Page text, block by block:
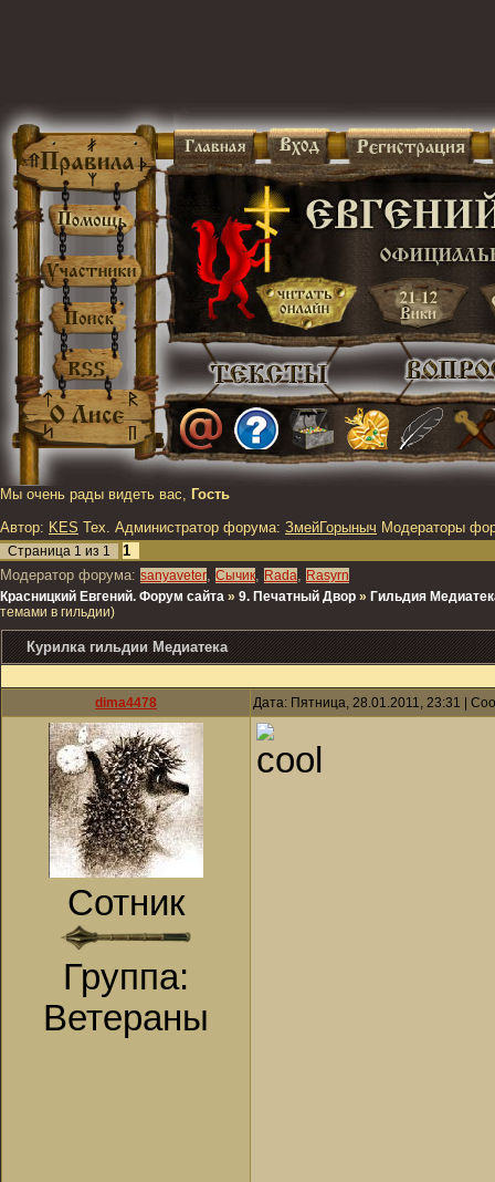
Мы очень рады видеть вас, Гость
Автор: KES Тех. Администратор форума: ЗмейГорыныч Модераторы
Страница 1 из 1
1
Модератор форума: sanyaveter, Сычик, Rada, Rasyrn
Красницкий Евгений. Форум сайта » 9. Печатный Двор » Гильдия
темами в гильдии)
Курилка гильдии Медиатека
dima4478 Дата: Пятница, 28.01.2011, 23:31 |
Сотник
Группа:
Ветераны